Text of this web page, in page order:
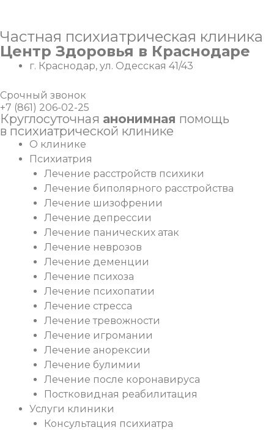
к
содержимому
Частная психиатрическая клиника
Центр Здоровья в Краснодаре
г. Краснодар, ул. Одесская 41/43
Срочный звонок
+7 (861) 206-02-25
Круглосуточная анонимная помощь
в психиатрической клинике
О клинике
Психиатрия
Лечение расстройств психики
Лечение биполярного расстройства
Лечение шизофрении
Лечение депрессии
Лечение панических атак
Лечение неврозов
Лечение деменции
Лечение психоза
Лечение психопатии
Лечение стресса
Лечение тревожности
Лечение игромании
Лечение анорексии
Лечение булимии
Лечение после коронавируса
Постковидная реабилитация
Услуги клиники
Консультация психиатра